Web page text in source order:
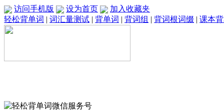
访问手机版 设为首页
加入收藏夹
轻松背单词 | 词汇量测试 | 背单词 | 背词组 | 背词根词缀 | 课本